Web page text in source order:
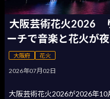
大阪芸術花火2026
ーチで音楽と花火が
大阪府 花火
2026年07月02日
大阪芸術花火2026が2026年10